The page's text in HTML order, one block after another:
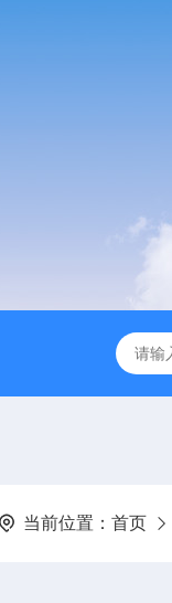
THZ-82A气浴
当前位置： 首页